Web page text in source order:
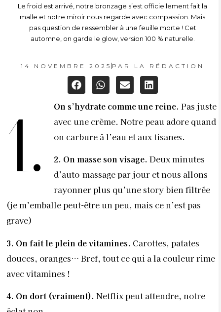
Le froid est arrivé, notre bronzage s’est officiellement fait la
malle et notre miroir nous regarde avec compassion. Mais
pas question de ressembler à une feuille morte ! Cet
automne, on garde le glow, version 100 % naturelle.
14 NOVEMBRE 2025 PAR LA RÉDACTION
1. On s’hydrate comme une reine. Pas juste
avec une crème. Notre peau adore quand
on carbure à l’eau et aux tisanes.
2. On masse son visage. Deux minutes
d’auto-massage par jour et nous allons
rayonner plus qu’une story bien filtrée
(je m’emballe peut-être un peu, mais ce n’est pas
grave)
3. On fait le plein de vitamines. Carottes, patates
douces, oranges… Bref, tout ce qui a la couleur rime
avec vitamines !
4. On dort (vraiment). Netflix peut attendre, notre